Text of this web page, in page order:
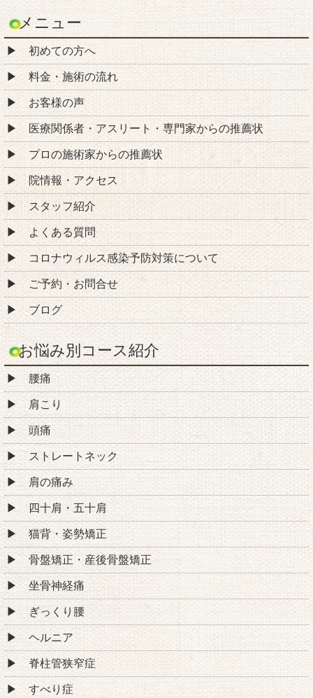
メニュー
初めての方へ
料金・施術の流れ
お客様の声
医療関係者・アスリート・専門家からの推薦状
プロの施術家からの推薦状
院情報・アクセス
スタッフ紹介
よくある質問
コロナウィルス感染予防対策について
ご予約・お問合せ
ブログ
お悩み別コース紹介
腰痛
肩こり
頭痛
ストレートネック
肩の痛み
四十肩・五十肩
猫背・姿勢矯正
骨盤矯正・産後骨盤矯正
坐骨神経痛
ぎっくり腰
ヘルニア
脊柱管狭窄症
すべり症